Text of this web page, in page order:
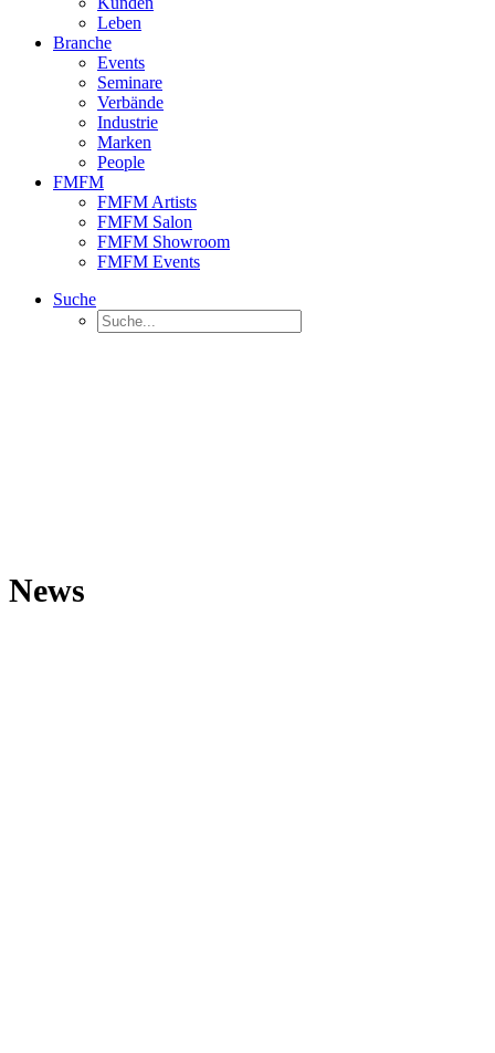
Leben
Branche
Events
Seminare
Verbände
Industrie
Marken
People
FMFM
FMFM Artists
FMFM Salon
FMFM Showroom
FMFM Events
Suche
News